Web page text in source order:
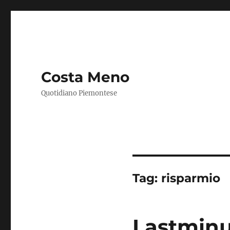
Costa Meno
Quotidiano Piemontese
Tag: risparmio